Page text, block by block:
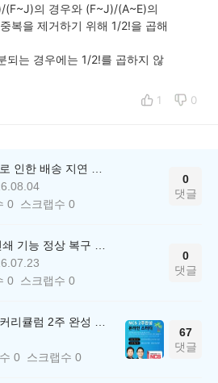
(F~J)의 경우와 (F~J)/(A~E)의
복을 제거하기 위해 1/2!을 곱해
되는 경우에는 1/2!를 곱하지 않
1 0
0 스크랩수 0
0
댓글
0 스크랩수 0
0
댓글
0 스크랩수 0
67
댓글